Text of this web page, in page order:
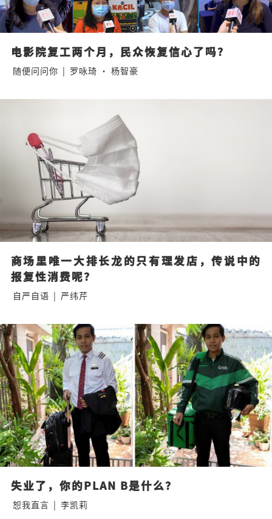
电影院复工两个月，民众恢复信心了吗？
随便问问你 | 罗咏琦 · 杨智豪
商场里唯一大排长龙的只有理发店，传说中的
报复性消费呢？
自严自语 | 严纬芹
失业了，你的PLAN B是什么？
恕我直言 | 李凯莉